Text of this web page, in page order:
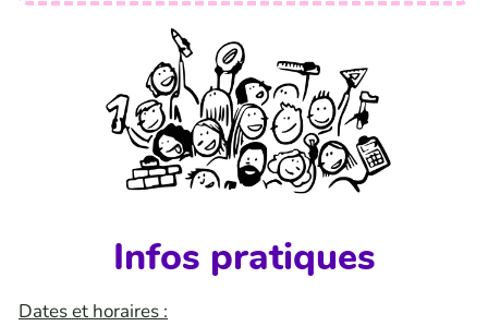
Infos pratiques
Dates et horaires :